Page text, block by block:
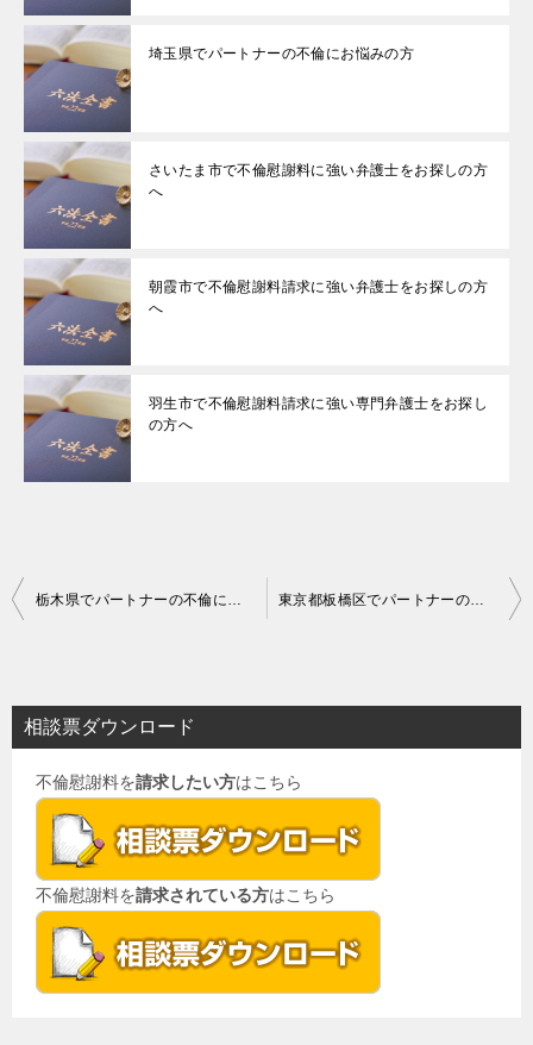
埼玉県でパートナーの不倫にお悩みの方
さいたま市で不倫慰謝料に強い弁護士をお探しの方
へ
朝霞市で不倫慰謝料請求に強い弁護士をお探しの方
へ
羽生市で不倫慰謝料請求に強い専門弁護士をお探し
の方へ
投
ビ
ゲ
栃木県でパートナーの不倫にお悩みの方 東京都板橋区でパートナーの不倫にお悩みの方
相談票ダウンロード
不倫慰謝料を請求したい方はこちら
不倫慰謝料を請求されている方はこちら